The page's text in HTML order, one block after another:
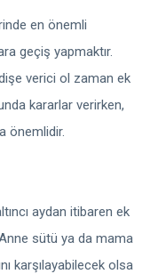
en önemli
geçiş yapmaktır.
verici ol zaman ek
kararlar verirken,
önemlidir.
aydan itibaren ek
sütü ya da mama
karşılayabilecek olsa